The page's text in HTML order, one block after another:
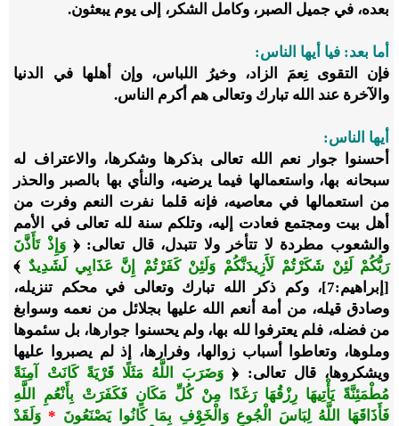
بعده، في جميل الصبر، وكامل الشكر، إلى يوم يبعثون.
أما بعد: فيا أيها الناس:
فإن التقوى نِعمَ الزاد، وخيرُ اللباس، وإن أهلها في الدنيا
والآخرة عند الله تبارك وتعالى هم أكرم الناس.
أيها الناس:
أحسنوا جوار نعم الله تعالى بذكرها وشكرها، والاعتراف له
سبحانه بها، واستعمالها فيما يرضيه، والنأي بها بالصبر والحذر
من استعمالها في معاصيه، فإنه قلما نفرت النعم وفرت من
أهل بيت ومجتمع فعادت إليه، وتلكم سنة لله تعالى في الأمم
والشعوب مطردة لا تتأخر ولا تتبدل، قال تعالى: ﴿ وَإِذْ تَأَذَّنَ
رَبُّكُمْ لَئِنْ شَكَرْتُمْ لَأَزِيدَنَّكُمْ وَلَئِنْ كَفَرْتُمْ إِنَّ عَذَابِي لَشَدِيدٌ ﴾
[إبراهيم:7]، وكم ذكر الله تبارك وتعالى في محكم تنزيله،
وصادق قيله، من أمة أنعم الله عليها بجلائل من نعمه وسوابغ
من فضله، فلم يعترفوا لله بها، ولم يحسنوا جوارها، بل سئموها
وملوها، وتعاطوا أسباب زوالها، وفرارها، إذ لم يصبروا عليها
ويشكروها، قال تعالى: ﴿ وَضَرَبَ اللَّهُ مَثَلًا قَرْيَةً كَانَتْ آمِنَةً
مُطْمَئِنَّةً يَأْتِيهَا رِزْقُهَا رَغَدًا مِنْ كُلِّ مَكَانٍ فَكَفَرَتْ بِأَنْعُمِ اللَّهِ
فَأَذَاقَهَا اللَّهُ لِبَاسَ الْجُوعِ وَالْخَوْفِ بِمَا كَانُوا يَصْنَعُونَ *وَلَقَدْ